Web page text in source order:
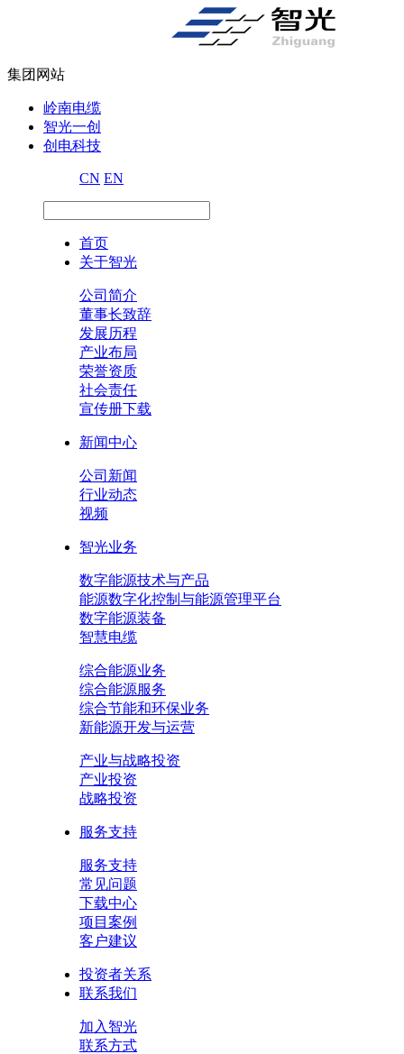
集团网站
岭南电缆
智光一创
创电科技
CN EN
首页
关于智光
公司简介
董事长致辞
发展历程
产业布局
荣誉资质
社会责任
宣传册下载
新闻中心
公司新闻
行业动态
视频
智光业务
数字能源技术与产品
能源数字化控制与能源管理平台
数字能源装备
智慧电缆
综合能源业务
综合能源服务
综合节能和环保业务
新能源开发与运营
产业与战略投资
产业投资
战略投资
服务支持
服务支持
常见问题
下载中心
项目案例
客户建议
投资者关系
联系我们
加入智光
联系方式